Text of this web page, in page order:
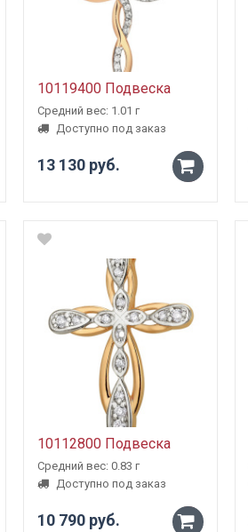
10119400 Подвеска
Средний вес: 1.01 г
Доступно под заказ
13 130 руб. -
10112800 Подвеска
Средний вес: 0.83 г
Доступно под заказ
10 790 руб. -